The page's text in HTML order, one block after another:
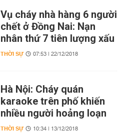
Vụ cháy nhà hàng 6 người
chết ở Đồng Nai: Nạn
nhân thứ 7 tiên lượng xấu
THỜI SỰ 07:53 | 22/12/2018
Hà Nội: Cháy quán
karaoke trên phố khiến
nhiều người hoảng loạn
THỜI SỰ 10:34 | 13/12/2018